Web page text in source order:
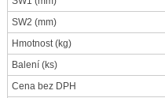
SW2 (mm)
Hmotnost(kg)
Balení (ks)
Cena bez DPH